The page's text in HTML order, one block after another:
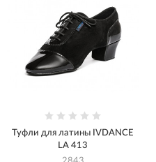
Туфли для латины IVDANCE
LA 413